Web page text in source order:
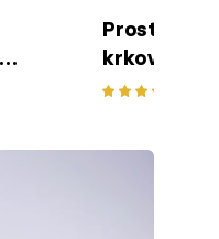
Prostřeno:
krkovička